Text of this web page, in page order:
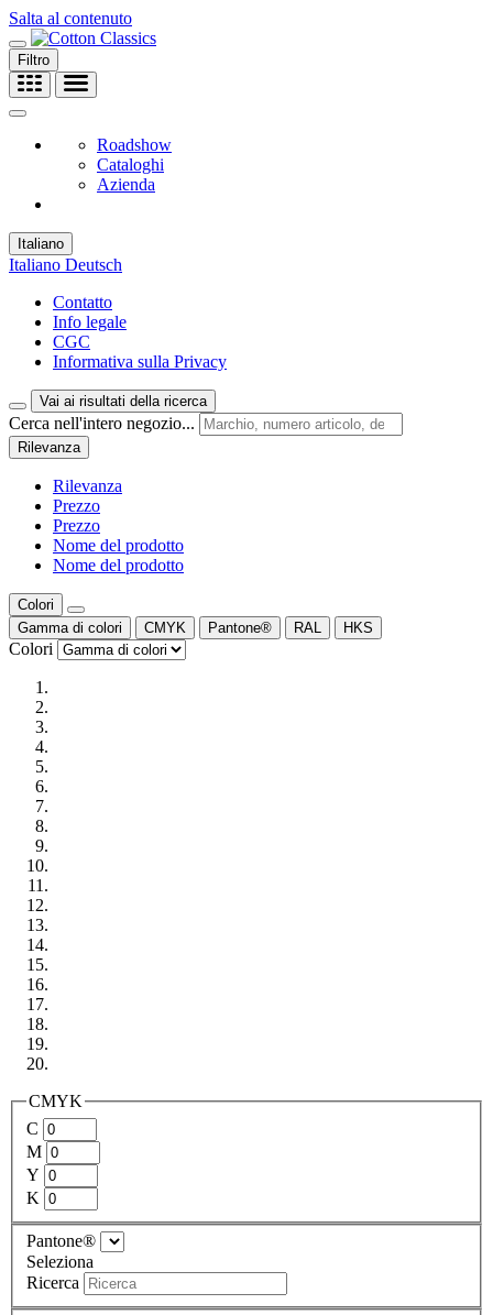
Salta al contenuto
Filtro
Roadshow
Cataloghi
Azienda
Italiano
Italiano Deutsch
Contatto
Info legale
CGC
Informativa sulla Privacy
Vai ai risultati della ricerca
Cerca nell'intero negozio...
Rilevanza
Rilevanza
Prezzo
Prezzo
Nome del prodotto
Nome del prodotto
Colori
Gamma di colori
CMYK Pantone® RAL HKS
Colori
CMYK
C
M
Y
K
Pantone®
Seleziona
Ricerca